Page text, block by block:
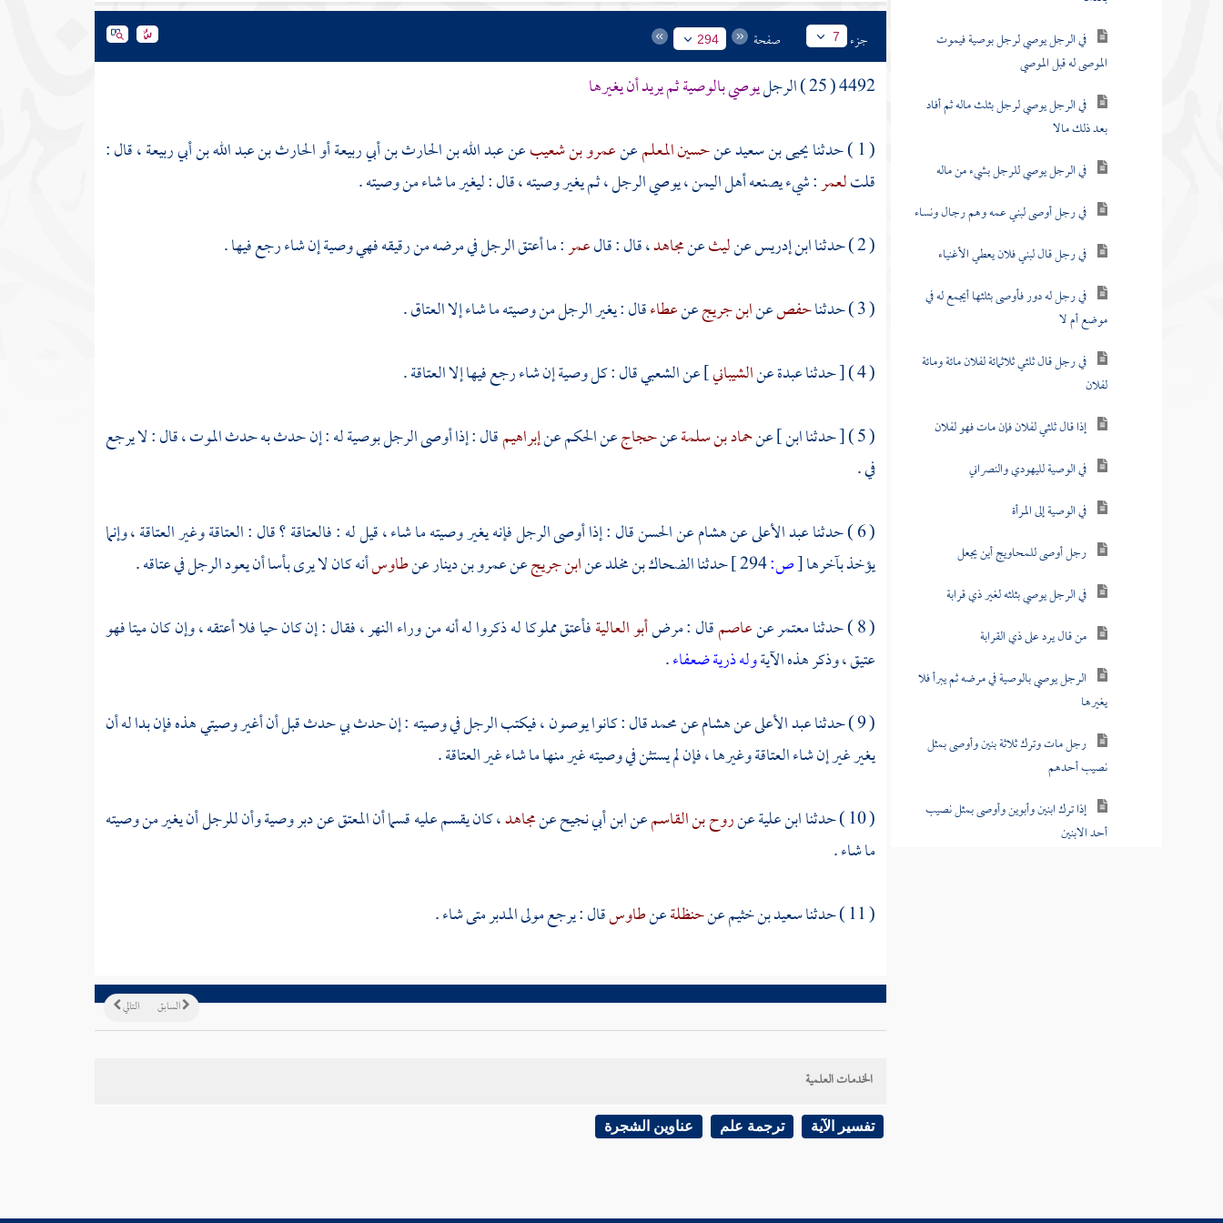
في الرجل يوصي لرجل بوصية فيموت
الموصى له قبل الموصي
في الرجل يوصي لرجل بثلث ماله ثم أفاد
بعد ذلك مالا
في الرجل يوصي للرجل بشيء من ماله
في رجل أوصى لبني عمه وهم رجال ونساء
في رجل قال لبني فلان يعطي الأغنياء
في رجل له دور فأوصى بثلثها أيجمع له في
موضع أم لا
في رجل قال ثلثي ثلاثمائة لفلان مائة ومائة
لفلان
إذا قال ثلثي لفلان فإن مات فهو لفلان
في الوصية لليهودي والنصراني
في الوصية إلى المرأة
رجل أوصى للمحاويج أين يجعل
في الرجل يوصي بثلثه لغير ذي قرابة
من قال يرد على ذي القرابة
الرجل يوصي بالوصية في مرضه ثم يبرأ فلا
يغيرها
رجل مات وترك ثلاثة بنين وأوصى بمثل
نصيب أحدهم
إذا ترك ابنين وأبوين وأوصى بمثل نصيب
أحد الابنين
جزء 7 صفحة 294
4492 ( 25 ) الرجل
يوصي بالوصية ثم يريد أن يغيرها
( 1 ) حدثنا
يحيى بن سعيدعنحسين المعلمعنعمرو بن شعيبعنعبد الله بن الحارث بن أبي ربيعةأوالحارث بن عبد الله بن أبي ربيعة، قال :
قلتلعمر: شيء يصنعه أهلاليمن، يوصي الرجل ، ثم يغير وصيته ، قال : ليغير ما شاء من وصيته .
( 2 ) حدثنا
ابن إدريسعنليثعنمجاهد، قال : قالعمر: ما أعتق الرجل في مرضه من رقيقه فهي وصية إن شاء رجع فيها .
( 3 ) حدثنا
حفصعنابن جريجعنعطاءقال : يغير الرجل من وصيته ما شاء إلا العتاق .
( 4 ) [ حدثنا
عبدةعنالشيباني] عنالشعبيقال : كل وصية إن شاء رجع فيها إلا العتاقة .
( 5 ) [ حدثنا ابن ] عن
حماد بن سلمةعنحجاجعنالحكمعنإبراهيمقال : إذا أوصى الرجل بوصية له : إن حدث به حدث الموت ، قال : لا يرجع
في .
( 6 ) حدثنا
عبد الأعلىعنهشامعنالحسنقال : إذا أوصى الرجل فإنه يغير وصيته ما شاء ، قيل له : فالعتاقة ؟ قال : العتاقة وغير العتاقة ، وإنما
يؤخذ بآخرها[ص: حدثناالضحاك بن مخلدعنابن جريجعنعمرو بن دينارعنطاوسأنه كان لا يرى بأسا أن يعود الرجل في عتاقه .
( 8 ) حدثنا
معتمرعنعاصمقال : مرضأبو العاليةفأعتق مملوكا له ذكروا له أنه من وراء النهر ، فقال : إن كان حيا فلا أعتقه ، وإن كان ميتا فهو
عتيق ، وذكر هذه الآيةوله ذرية ضعفاء.
( 9 ) حدثنا
عبد الأعلىعنهشامعنمحمدقال : كانوا يوصون ، فيكتب الرجل في وصيته : إن حدث بي حدث قبل أن أغير وصيتي هذه فإن بدا له أن
يغير غير إن شاء العتاقة وغيرها ، فإن لم يستثن في وصيته غير منها ما شاء غير العتاقة .
( 10 ) حدثنا
ابن عليةعنروح بن القاسمعنابن أبي نجيحعنمجاهد، كان يقسم عليه قسما أن المعتق عن دبر وصية وأن للرجل أن يغير من وصيته
ما شاء .
( 11 ) حدثنا
سعيد بن خثيمعنحنظلةعنطاوسقال : يرجع مولى المدبر متى شاء .
التالي السابق
الخدمات العلمية
تفسير الآية ترجمة علم عناوين الشجرة